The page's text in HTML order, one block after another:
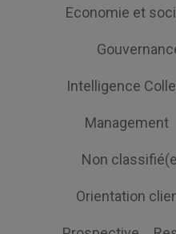
Economie et
Intelligence
Management
Non
Orientation